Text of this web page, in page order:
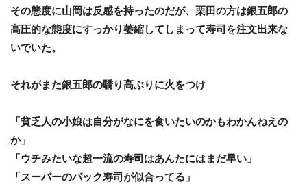
その態度に山岡は反感を持ったのだが、栗田の方は銀五郎の
高圧的な態度にすっかり萎縮してしまって寿司を注文出来な
いでいた。
それがまた銀五郎の驕り高ぶりに火をつけ
「貧乏人の小娘は自分がなにを食いたいのかもわかんねえの
か」
「ウチみたいな超一流の寿司はあんたにはまだ早い」
「スーパーのパック寿司が似合ってる」